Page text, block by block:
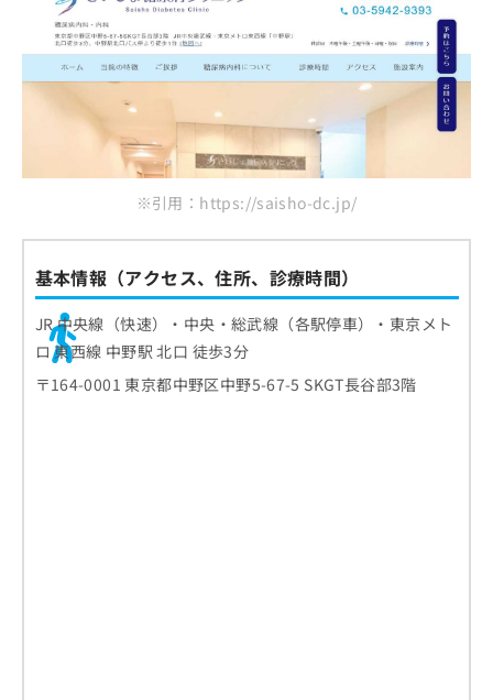
※引用：https://saisho-dc.jp/
基本情報（アクセス、住所、診療時間）
JR 中央線（快速）・中央・総武線（各駅停車）・東京メト
ロ 東西線 中野駅 北口 徒歩3分
〒164-0001 東京都中野区中野5-67-5 SKGT長谷部3階